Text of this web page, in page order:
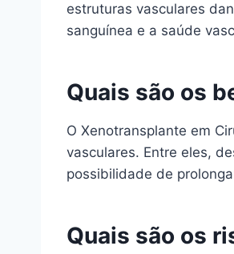
estruturas vasculares
sanguínea e a saúde
Quais são os
O Xenotransplante em
vasculares. Entre eles,
possibilidade de
Quais são os